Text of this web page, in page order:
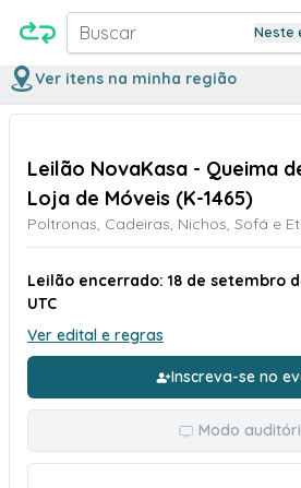
Buscar Neste
Ver itens na minha região
Leilão NovaKasa - Queima
Loja de Móveis (K-1465)
Poltronas, Cadeiras, Nichos, Sofá e
Leilão encerrado: 18 de setembro
UTC
Ver edital e regras
Inscreva-se no
Modo